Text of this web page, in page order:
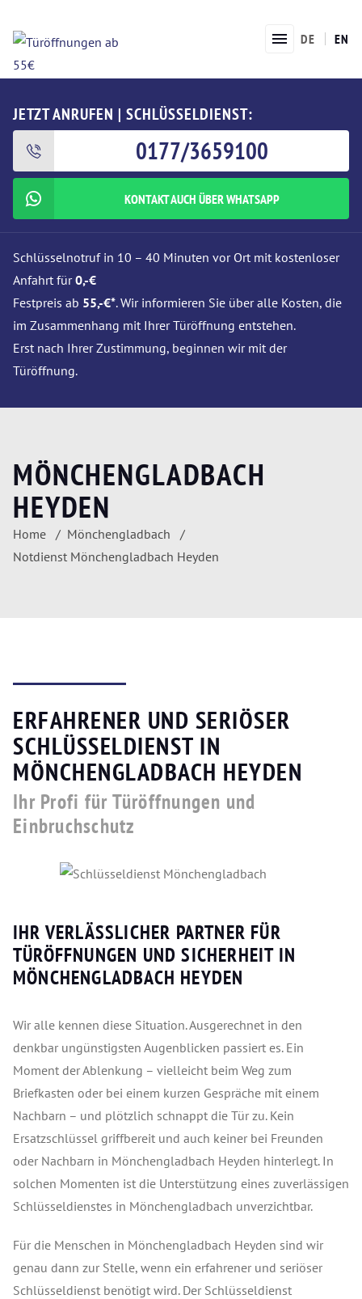
DE EN
JETZT ANRUFEN | SCHLÜSSELDIENST:
0177/3659100
KONTAKT AUCH ÜBER WHATSAPP
Schlüsselnotruf in 10 – 40 Minuten vor Ort mit kostenloser
Anfahrt für0,-€
Festpreis ab 55,-€*. Wir informieren Sie über alle Kosten, die
im Zusammenhang mit Ihrer Türöffnung entstehen.
Erst nach Ihrer Zustimmung, beginnen wir mit der
Türöffnung.
MÖNCHENGLADBACH
HEYDEN
Home
Mönchengladbach
Notdienst Mönchengladbach Heyden
ERFAHRENER UND SERIÖSER
SCHLÜSSELDIENST IN
MÖNCHENGLADBACH HEYDEN
Ihr Profi für Türöffnungen und
Einbruchschutz
IHR VERLÄSSLICHER PARTNER FÜR
TÜRÖFFNUNGEN UND SICHERHEIT IN
MÖNCHENGLADBACH HEYDEN
Wir alle kennen diese Situation. Ausgerechnet in den
denkbar ungünstigsten Augenblicken passiert es. Ein
Moment der Ablenkung – vielleicht beim Weg zum
Briefkasten oder bei einem kurzen Gespräche mit einem
Nachbarn – und plötzlich schnappt die Tür zu. Kein
Ersatzschlüssel griffbereit und auch keiner bei Freunden
oder Nachbarn in Mönchengladbach Heyden hinterlegt. In
solchen Momenten ist die Unterstützung eines zuverlässigen
Schlüsseldienstes in Mönchengladbach unverzichtbar.
Für die Menschen in Mönchengladbach Heyden sind wir
genau dann zur Stelle, wenn ein erfahrener und seriöser
Schlüsseldienst benötigt wird. Der Schlüsseldienst